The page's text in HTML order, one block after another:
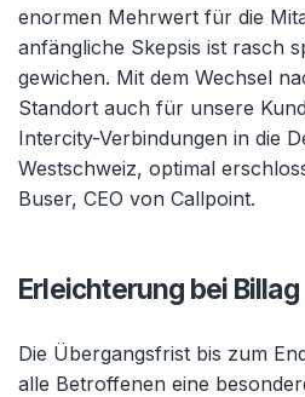
enormen Mehrwert für die
anfängliche Skepsis ist rasch
gewichen. Mit dem Wechsel
Standort auch für unsere
Intercity-Verbindungen in die
Westschweiz, optimal
Buser, CEO von Callpoint.
Erleichterung bei Billag
Die Übergangsfrist bis zum
alle Betroffenen eine